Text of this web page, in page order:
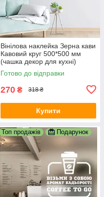
Вінілова наклейка Зерна кави
Кавовий круг 500*500 мм
(чашка декор для кухні)
матова Коричневий
Готово до відправки
270 ₴ 318 ₴
Купити
Топ продажів Подарунок